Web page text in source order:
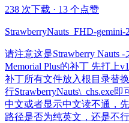
238 次下载 · 13 个点赞
StrawberryNauts_FHD-
请注意这是Strawberry Nauts
Memorial Plus的补丁 先打上
补丁所有文件放入根目录替
行StrawberryNauts\_chs.exe
中文或者显示中文读不通，
路径是否为纯英文，还是不